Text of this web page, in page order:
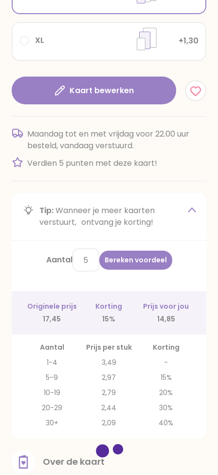
XL +1,30
Kaart bewerken
Maandag tot en met vrijdag voor 22.00 uur
besteld, vandaag verstuurd.
Verdien 5 punten met deze kaart!
Tip:Wanneer je meer kaarten
verstuurt, ontvang je korting!
Aantal Bereken voordeel
Originele prijs Korting
Prijs voor jou
17,45
15% 14,85
Aantal Prijs per stuk
Korting
1-4
3,49
-
5-9
2,97
15%
10-19
2,79
20%
20-29
2,44
30%
30+
2,09 40%
Over de kaart